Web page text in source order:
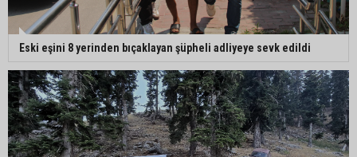
Eski eşini 8 yerinden bıçaklayan şüpheli adliyeye sevk edildi